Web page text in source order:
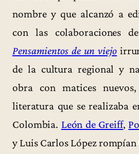
nombre y que alcanzó a
con las colaboraciones
Pensamientos de un viejo
de la cultura regional y
obra con matices
literatura que se realizaba
Colombia. León de Greiff,
y Luis Carlos López rompían